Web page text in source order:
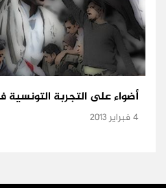
أضواء على التجربة التونسية
4 فبراير 2013